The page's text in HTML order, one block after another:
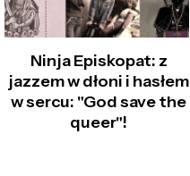
Ninja Episkopat: z
jazzem w dłoni i hasłem
w sercu: "God save the
queer"!